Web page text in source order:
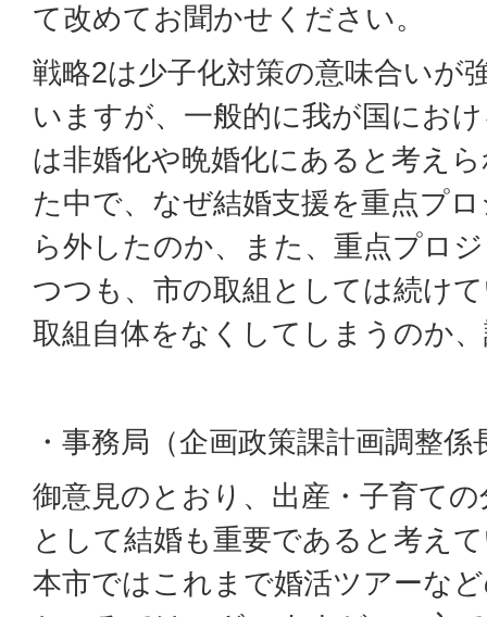
て改めてお聞かせください。
戦略2は少子化対策の意味合いが
いますが、一般的に我が国にお
は非婚化や晩婚化にあると考え
た中で、なぜ結婚支援を重点プ
ら外したのか、また、重点プロ
つつも、市の取組としては続け
取組自体をなくしてしまうのか
・事務局（企画政策課計画調整係
御意見のとおり、出産・子育て
として結婚も重要であると考え
本市ではこれまで婚活ツアーな